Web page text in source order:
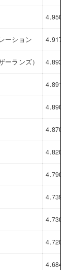
4.950
ーション 4.917
ランズ） 4.893
4.891
4.890
4.870
4.820
4.790
4.739
4.730
4.720
4.684